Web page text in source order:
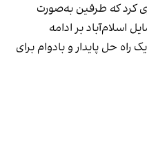
کرد که طرفین به‌صورت
اسلام‌آباد بر ادامه
حل پایدار و بادوام برای